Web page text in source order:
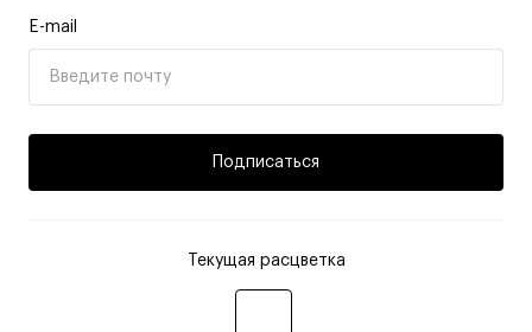
E-mail
Подписаться
Текущая расцветка